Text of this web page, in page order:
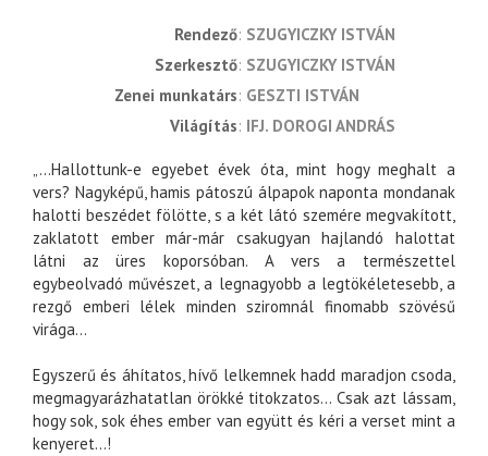
rendező SZUGYICZKY ISTVÁN
szerkesztő SZUGYICZKY ISTVÁN
zenei munkatárs GESZTI ISTVÁN
világítás IFJ. DOROGI ANDRÁS
„…Hallottunk-e egyebet évek óta, mint hogy meghalt a
vers? Nagyképű, hamis pátoszú álpapok naponta mondanak
halotti beszédet fölötte, s a két látó szemére megvakított,
zaklatott ember már-már csakugyan hajlandó halottat
látni az üres koporsóban. A vers a természettel
egybeolvadó művészet, a legnagyobb a legtökéletesebb, a
rezgő emberi lélek minden sziromnál finomabb szövésű
virága…
Egyszerű és áhítatos, hívő lelkemnek hadd maradjon csoda,
megmagyarázhatatlan örökké titokzatos… Csak azt lássam,
hogy sok, sok éhes ember van együtt és kéri a verset mint a
kenyeret…!